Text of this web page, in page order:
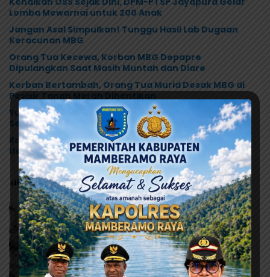
Lomba Mewarnai untuk 200 Anak
Jangan Asal Simpulkan! Tunggu Hasil Lab Dugaan
Keracunan MBG
Orang Tua Kecewa, Korban MBG Depapre
Dipulangkan Saat Masih Muntah dan Diare
Korban Bertambah, Orang Tua Murid Desak MBG di
Pesisir Tanah Merah Dihentikan
Yunus Wonda: Data Korban MBG Akan Diumumkan
Setelah Observasi Tiga Hari
Ramses Wally Minta Program MBG Dievaluasi Total,
Usul Dana Langsung Dikelola Sekolah
Post Views:102